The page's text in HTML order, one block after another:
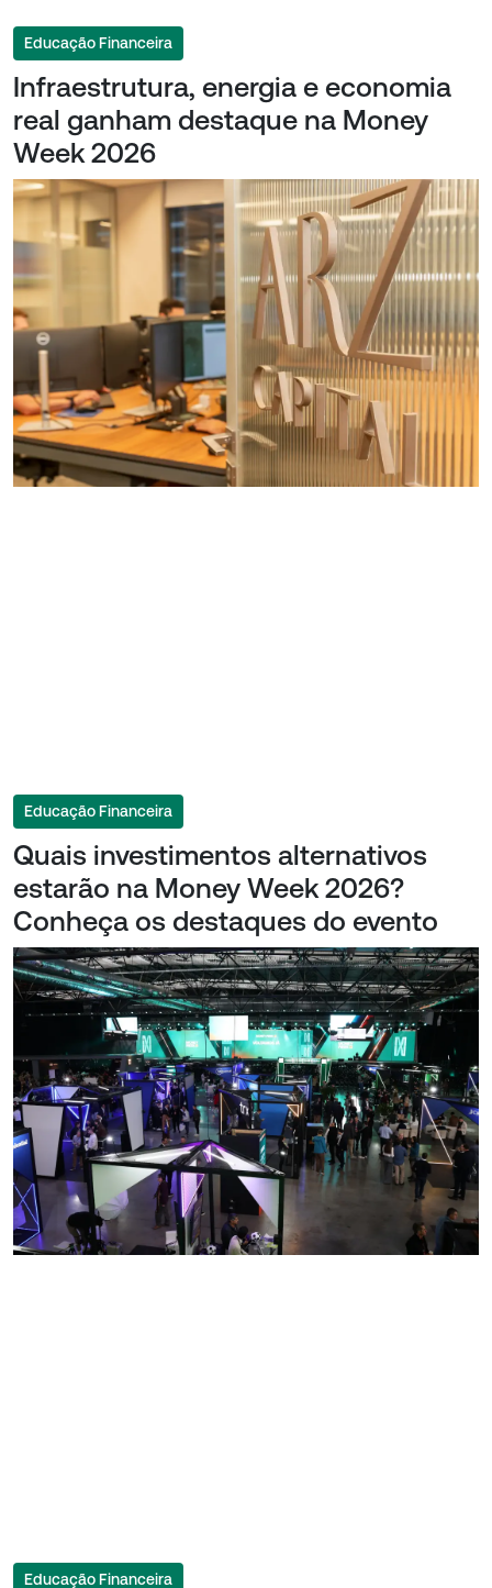
Educação Financeira
Infraestrutura, energia e economia
real ganham destaque na Money
Week 2026
Educação Financeira
Quais investimentos alternativos
estarão na Money Week 2026?
Conheça os destaques do evento
Educação Financeira